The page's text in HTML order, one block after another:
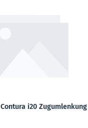
Contura i20